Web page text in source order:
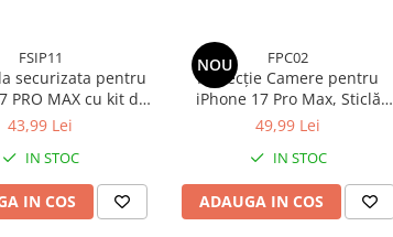
FSIP11
securizata pentru
PRO MAX cu kit de
inclus - Claritate
Protectie Anti-
si Socuri
43,99 Lei
IN STOC
IN COS
NOU FPC02
Protecție Camere pentru
iPhone 17 Pro Max, Sticlă
Securizată Full Cover cu Ramă
49,99 Lei
IN STOC
ADAUGA IN COS